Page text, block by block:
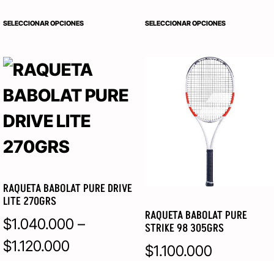
SELECCIONAR OPCIONES SELECCIONAR OPCIONES
RAQUETA BABOLAT PURE DRIVE
LITE 270GRS
$1.040.000 –
$1.120.000
RAQUETA BABOLAT PURE
STRIKE 98 305GRS
$1.100.000